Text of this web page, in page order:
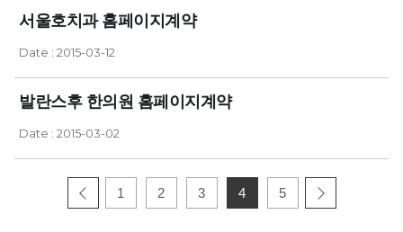
서울호치과 홈페이지계약
Date : 2015-03-12
발란스후 한의원 홈페이지계약
Date : 2015-03-02
1 2 3 4 5